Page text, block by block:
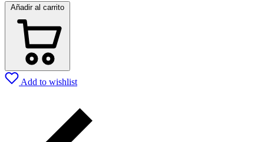
Añadir al carrito
Add to wishlist